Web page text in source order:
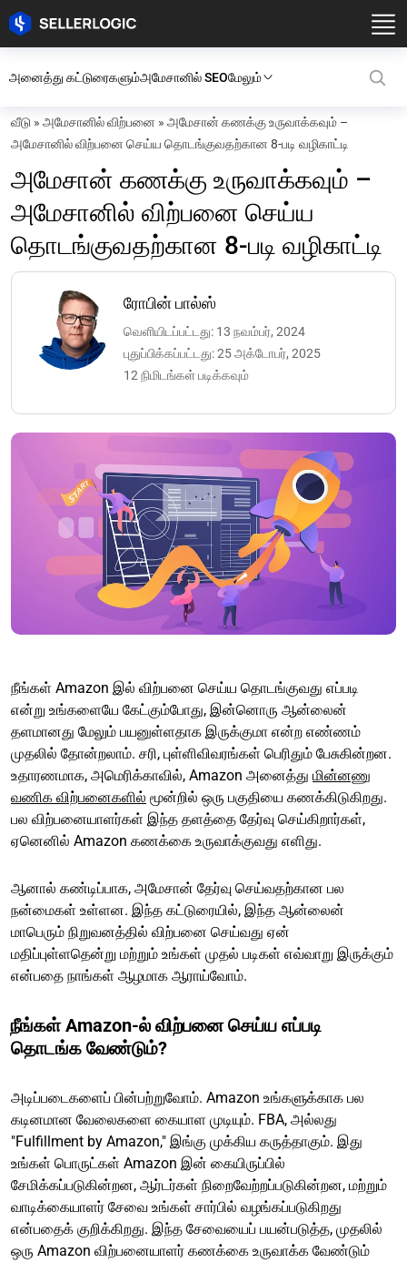
அனைத்து கட்டுரைகளும்அமேசானில் SEOமேலும்
வீடு » அமேசானில் விற்பனை » அமேசான் கணக்கு உருவாக்கவும் –
அமேசானில் விற்பனை செய்ய தொடங்குவதற்கான 8-படி வழிகாட்டி
அமேசான் கணக்கு உருவாக்கவும் –
அமேசானில் விற்பனை செய்ய
தொடங்குவதற்கான 8-படி வழிகாட்டி
ரோபின் பால்ஸ்
வெளியிடப்பட்டது: 13 நவம்பர், 2024
புதுப்பிக்கப்பட்டது: 25 அக்டோபர், 2025
12 நிமிடங்கள் படிக்கவும்
நீங்கள் Amazon இல் விற்பனை செய்ய தொடங்குவது எப்படி
என்று உங்களையே கேட்கும்போது, இன்னொரு ஆன்லைன்
தளமானது மேலும் பயனுள்ளதாக இருக்குமா என்ற எண்ணம்
முதலில் தோன்றலாம். சரி, புள்ளிவிவரங்கள் பெரிதும் பேசுகின்றன.
உதாரணமாக, அமெரிக்காவில், Amazon அனைத்து மின்னணு
வணிக விற்பனைகளில் மூன்றில் ஒரு பகுதியை கணக்கிடுகிறது.
பல விற்பனையாளர்கள் இந்த தளத்தை தேர்வு செய்கிறார்கள்,
ஏனெனில் Amazon கணக்கை உருவாக்குவது எளிது.
ஆனால் கண்டிப்பாக, அமேசான் தேர்வு செய்வதற்கான பல
நன்மைகள் உள்ளன. இந்த கட்டுரையில், இந்த ஆன்லைன்
மாபெரும் நிறுவனத்தில் விற்பனை செய்வது ஏன்
மதிப்புள்ளதென்று மற்றும் உங்கள் முதல் படிகள் எவ்வாறு இருக்கும்
என்பதை நாங்கள் ஆழமாக ஆராய்வோம்.
நீங்கள் Amazon-ல் விற்பனை செய்ய எப்படி
தொடங்க வேண்டும்?
அடிப்படைகளைப் பின்பற்றுவோம். Amazon உங்களுக்காக பல
கடினமான வேலைகளை கையாள முடியும். FBA, அல்லது
"Fulfillment by Amazon," இங்கு முக்கிய கருத்தாகும். இது
உங்கள் பொருட்கள் Amazon இன் கையிருப்பில்
சேமிக்கப்படுகின்றன, ஆர்டர்கள் நிறைவேற்றப்படுகின்றன, மற்றும்
வாடிக்கையாளர் சேவை உங்கள் சார்பில் வழங்கப்படுகிறது
என்பதைக் குறிக்கிறது. இந்த சேவையைப் பயன்படுத்த, முதலில்
ஒரு Amazon விற்பனையாளர் கணக்கை உருவாக்க வேண்டும்